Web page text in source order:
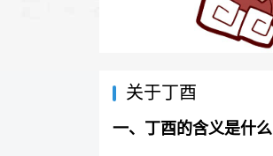
关于丁酉
一、丁酉的含义是什么